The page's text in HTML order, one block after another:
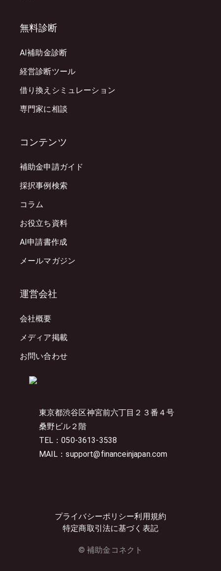
東京都渋谷区神宮前六丁目２３番４号
桑野ビル２階
TEL：050-3613-3538
MAIL：support@financeinjapan.com
プライバシーポリシー利用規約
特定商取引法に基づく表記
© 補助金コネクト
無料診断
AI補助金診断
経営診断ツール
借り換えシミュレーション
専門家に相談
コンテンツ
補助金申請ガイド
採択事例検索
コラム
お役立ち資料
AI申請書作成
メールマガジン
運営会社
会社概要
メディア掲載
お問い合わせ